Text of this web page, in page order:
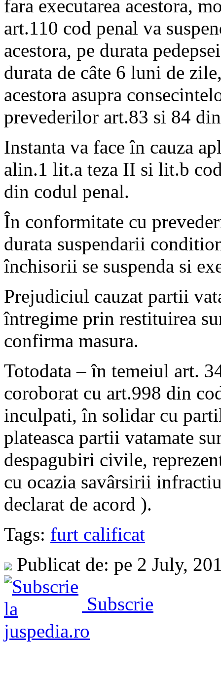
fara executarea acestora,
art.110 cod penal va
acestora, pe durata
durata de câte 6 luni de
acestora asupra
prevederilor art.83 si 84
Instanta va face în cauza
alin.1 lit.a teza II si lit.b
din codul penal.
În conformitate cu
durata suspendarii
închisorii se suspenda si
Prejudiciul cauzat partii
întregime prin restituirea
confirma masura.
Totodata – în temeiul art.
coroborat cu art.998 din
inculpati, în solidar cu
plateasca partii vatamate
despagubiri civile,
cu ocazia savârsirii
declarat de acord ).
Tags: furt calificat
Publicat de: pe 2 July,
Subscrie